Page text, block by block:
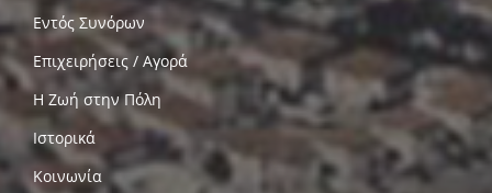
Εντός Συνόρων
Επιχειρήσεις / Αγορά
Η Ζωή στην Πόλη
Ιστορικά
Κοινωνία